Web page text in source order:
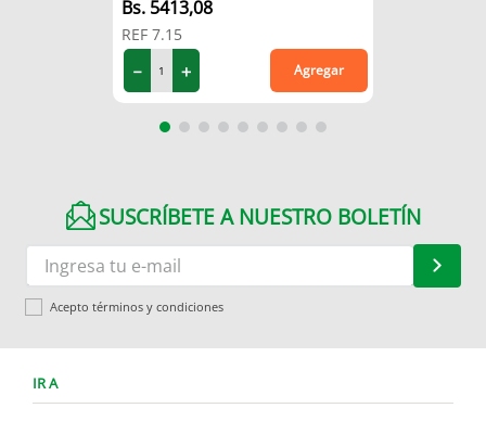
5413,08
REF 7.15
＋
－ Agregar
SUSCRÍBETE A NUESTRO BOLETÍN
Acepto términos y condiciones
IR A